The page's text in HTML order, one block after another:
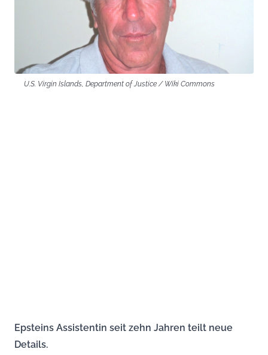
U.S. Virgin Islands, Department of Justice / Wiki Commons
Epsteins Assistentin seit zehn Jahren teilt neue
Details.